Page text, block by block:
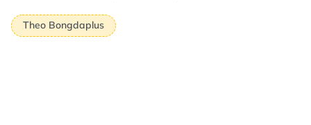
Theo Bongdaplus